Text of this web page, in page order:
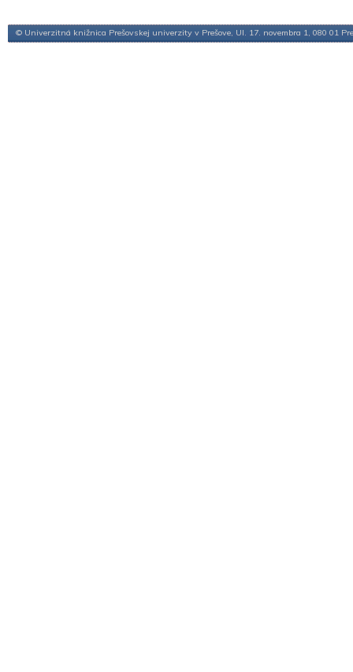
© Univerzitná knižnica Prešovskej univerzity v Prešove, Ul. 17. novembra 1, 080 01